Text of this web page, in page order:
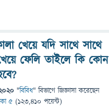
খেয়ে যদি সাথে সাথে
ফেলি তাইলে কি কোন
"বিবিধ" বিভাগে জিজ্ঞাসাকরেছেন
৫ (123,410 পয়েন্ট)